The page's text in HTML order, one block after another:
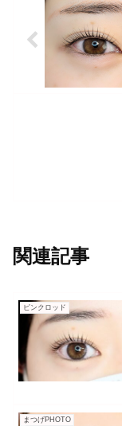
関連記事
ピンクロッド
まつげPHOTO